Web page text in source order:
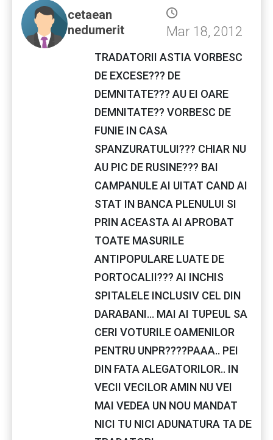
cetaean
nedumerit
Mar 18, 2012
TRADATORII ASTIA VORBESC
DE EXCESE??? DE
DEMNITATE??? AU EI OARE
DEMNITATE?? VORBESC DE
FUNIE IN CASA
SPANZURATULUI??? CHIAR NU
AU PIC DE RUSINE??? BAI
CAMPANULE AI UITAT CAND AI
STAT IN BANCA PLENULUI SI
PRIN ACEASTA AI APROBAT
TOATE MASURILE
ANTIPOPULARE LUATE DE
PORTOCALII??? AI INCHIS
SPITALELE INCLUSIV CEL DIN
DARABANI... MAI AI TUPEUL SA
CERI VOTURILE OAMENILOR
PENTRU UNPR????PAAA.. PEI
DIN FATA ALEGATORILOR.. IN
VECII VECILOR AMIN NU VEI
MAI VEDEA UN NOU MANDAT
NICI TU NICI ADUNATURA TA DE